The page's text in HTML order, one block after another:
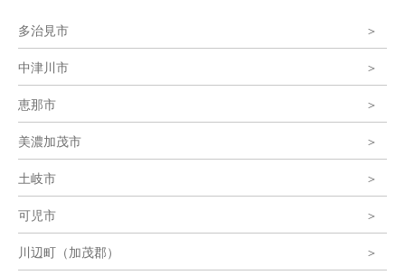
多治見市
中津川市
恵那市
美濃加茂市
土岐市
可児市
川辺町（加茂郡）